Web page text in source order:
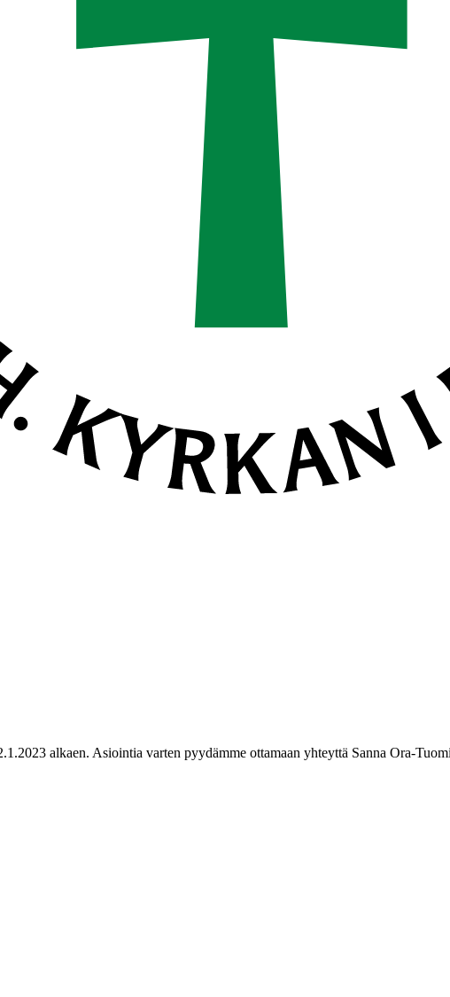
alkaen. Asiointia varten pyydämme ottamaan yhteyttä Sanna Ora-